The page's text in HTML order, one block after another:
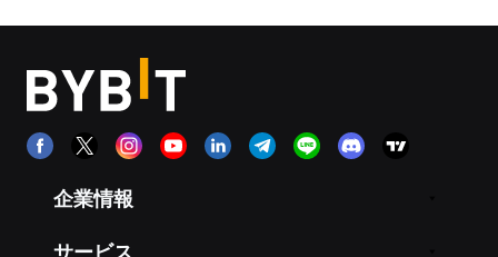
企業情報
サービス